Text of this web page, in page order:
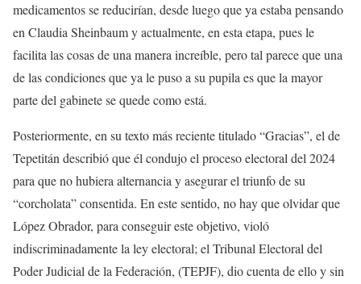
medicamentos se reducirían, desde luego que ya estaba pensando
en Claudia Sheinbaum y actualmente, en esta etapa, pues le
facilita las cosas de una manera increíble, pero tal parece que una
de las condiciones que ya le puso a su pupila es que la mayor
parte del gabinete se quede como está.
Posteriormente, en su texto más reciente titulado “Gracias”, el de
Tepetitán describió que él condujo el proceso electoral del 2024
para que no hubiera alternancia y asegurar el triunfo de su
“corcholata” consentida. En este sentido, no hay que olvidar que
López Obrador, para conseguir este objetivo, violó
indiscriminadamente la ley electoral; el Tribunal Electoral del
Poder Judicial de la Federación, (TEPJF), dio cuenta de ello y sin